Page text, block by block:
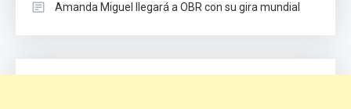
Amanda Miguel llegará a OBR con su gira mundial